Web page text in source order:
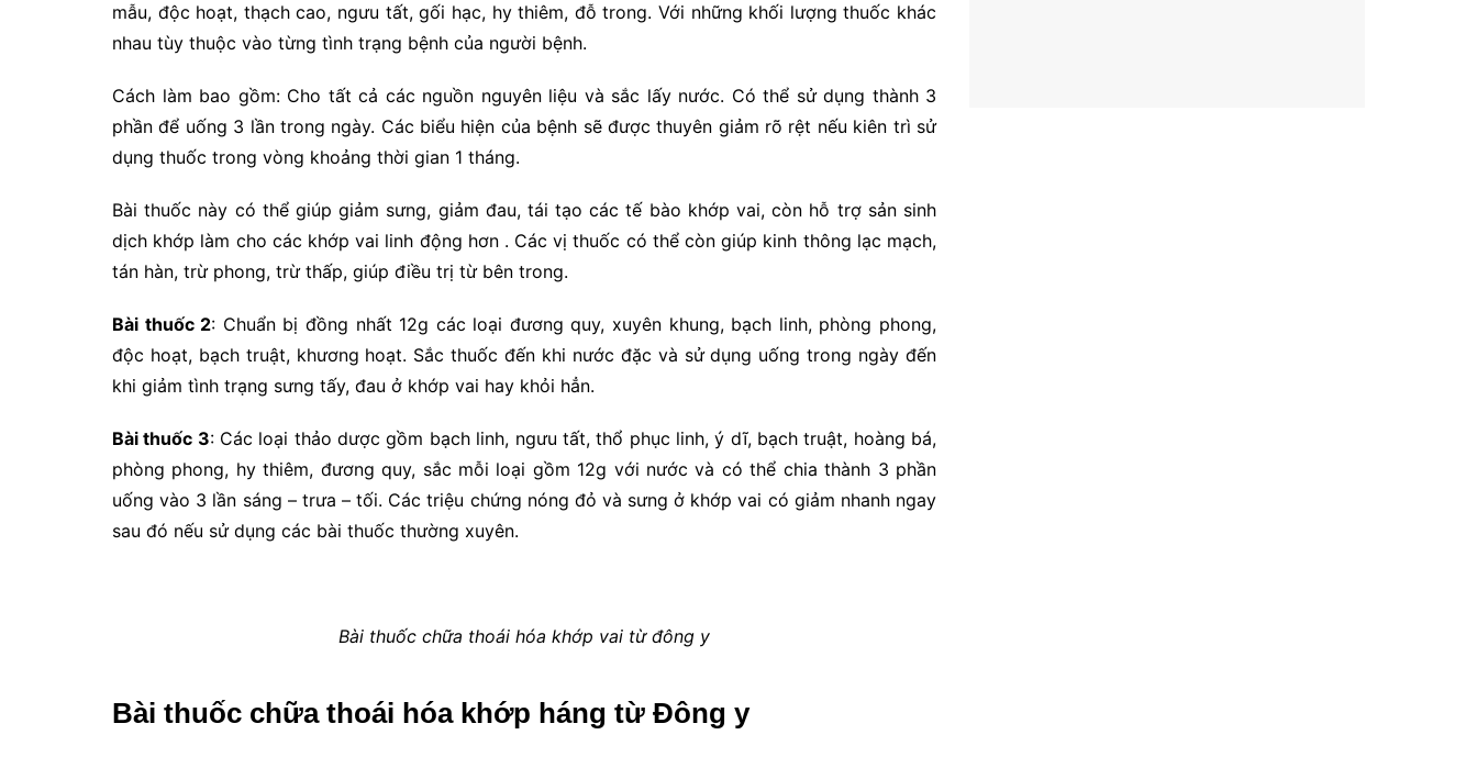
mẫu, độc hoạt, thạch cao, ngưu tất, gối hạc, hy thiêm, đỗ trong. Với những khối lượng thuốc khác
nhau tùy thuộc vào từng tình trạng bệnh của người bệnh.
Cách làm bao gồm: Cho tất cả các nguồn nguyên liệu và sắc lấy nước. Có thể sử dụng thành 3
phần để uống 3 lần trong ngày. Các biểu hiện của bệnh sẽ được thuyên giảm rõ rệt nếu kiên trì sử
dụng thuốc trong vòng khoảng thời gian 1 tháng.
Bài thuốc này có thể giúp giảm sưng, giảm đau, tái tạo các tế bào khớp vai, còn hỗ trợ sản sinh
dịch khớp làm cho các khớp vai linh động hơn . Các vị thuốc có thể còn giúp kinh thông lạc mạch,
tán hàn, trừ phong, trừ thấp, giúp điều trị từ bên trong.
Bài thuốc 2: Chuẩn bị đồng nhất 12g các loại đương quy, xuyên khung, bạch linh, phòng phong,
độc hoạt, bạch truật, khương hoạt. Sắc thuốc đến khi nước đặc và sử dụng uống trong ngày đến
khi giảm tình trạng sưng tấy, đau ở khớp vai hay khỏi hẳn.
Bài thuốc 3: Các loại thảo dược gồm bạch linh, ngưu tất, thổ phục linh, ý dĩ, bạch truật, hoàng bá,
phòng phong, hy thiêm, đương quy, sắc mỗi loại gồm 12g với nước và có thể chia thành 3 phần
uống vào 3 lần sáng – trưa – tối. Các triệu chứng nóng đỏ và sưng ở khớp vai có giảm nhanh ngay
sau đó nếu sử dụng các bài thuốc thường xuyên.
Bài thuốc chữa thoái hóa khớp vai từ đông y
Bài thuốc chữa thoái hóa khớp háng từ Đông y